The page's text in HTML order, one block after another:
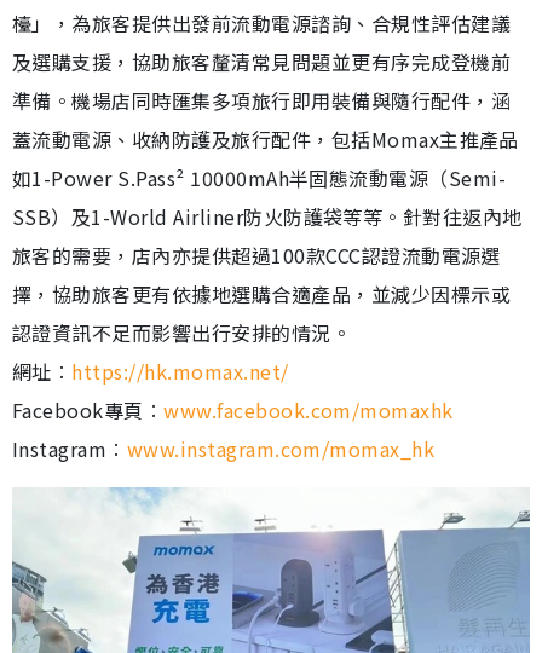
檯」，為旅客提供出發前流動電源諮詢、合規性評估建議
及選購支援，協助旅客釐清常見問題並更有序完成登機前
準備。機場店同時匯集多項旅行即用裝備與隨行配件，涵
蓋流動電源、收納防護及旅行配件，包括Momax主推產品
如1-Power S.Pass² 10000mAh半固態流動電源（Semi-
SSB）及1-World Airliner防火防護袋等等。針對往返內地
旅客的需要，店內亦提供超過100款CCC認證流動電源選
擇，協助旅客更有依據地選購合適產品，並減少因標示或
認證資訊不足而影響出行安排的情況。
網址︰ https://hk.momax.net/
Facebook專頁︰www.facebook.com/momaxhk
Instagram︰ www.instagram.com/momax_hk